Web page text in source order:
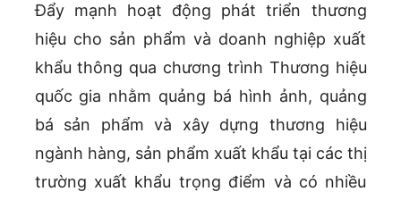
Đẩy mạnh hoạt động phát triển thương
hiệu cho sản phẩm và doanh nghiệp xuất
khẩu thông qua chương trình Thương hiệu
quốc gia nhằm quảng bá hình ảnh, quảng
bá sản phẩm và xây dựng thương hiệu
ngành hàng, sản phẩm xuất khẩu tại các thị
trường xuất khẩu trọng điểm và có nhiều